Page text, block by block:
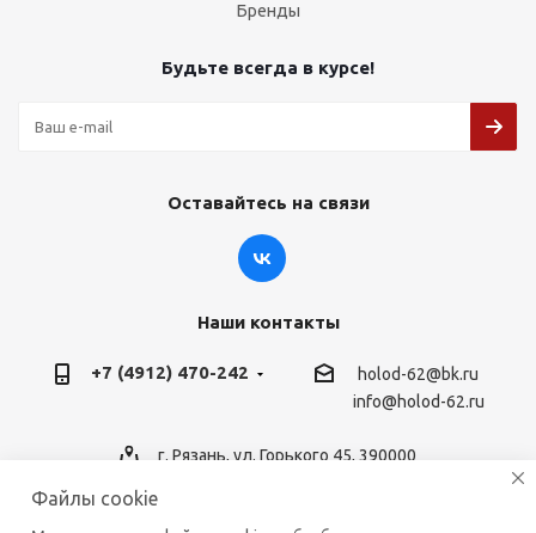
Бренды
Будьте всегда в курсе!
Оставайтесь на связи
Наши контакты
+7 (4912) 470-242
holod-62@bk.ru
info@holod-62.ru
г. Рязань, ул. Горького 45, 390000
Файлы cookie